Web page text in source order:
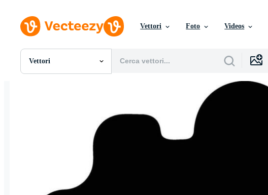
Vettori Foto Videos
Vettori
Tutte Immagini
Immagini Editoriali
Eventi Editoriali